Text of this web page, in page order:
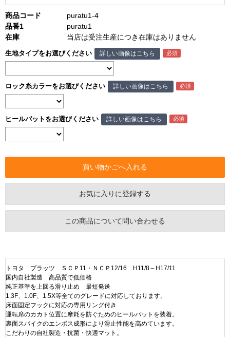
商品コード
puratu1-4
品番1
puratu1
在庫
当店は受注生産につき在庫はありません
生地タイプをお選びください 詳しい画像はこちら
ロック糸カラーをお選びください 詳しい画像はこちら
ヒールパットをお選びください 詳しい画像はこちら
お気に入りに登録する
この商品について問い合わせる
トヨタ プラッツ ＳＣＰ11・ＮＣＰ12/16 H11/8～H17/11
国内自社製造 高品質で低価格
純正基準を上回る滑り止め 最短発送
1.3F、1.0F、1.5X等全てのグレードに対応しております。
床面固定フックに対応の専用リング付き
運転席のカカト位置に摩耗を防ぐためのヒールパットを装着。
裏面スパイクのエンボス成形により滑止性能を高めています。
こだわりの自社製造・抗菌・快適マット。